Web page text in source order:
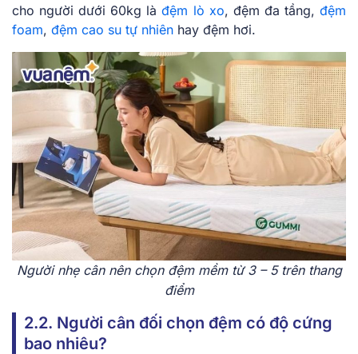
cho người dưới 60kg làđệm lò xo, đệm đa tầng,đệm
foam, đệm cao su tự nhiên hay đệm hơi.
Người nhẹ cân nên chọn đệm mềm từ 3 – 5 trên thang
điểm
2.2. Người cân đối chọn đệm có độ cứng
bao nhiêu?